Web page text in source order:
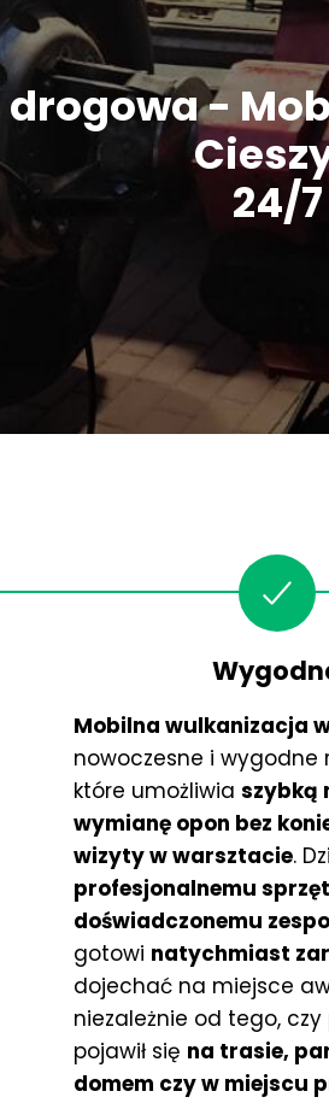
-
24/7
Mobilna wulkanizacja
nowoczesne i wygodne
które umożliwia szybką
wymianę opon bez
wizyty w warsztacie.
profesjonalnemu
doświadczonemu
gotowi natychmiast
dojechać na miejsce
niezależnie od tego,
pojawił się na trasie,
domem czy w miejscu